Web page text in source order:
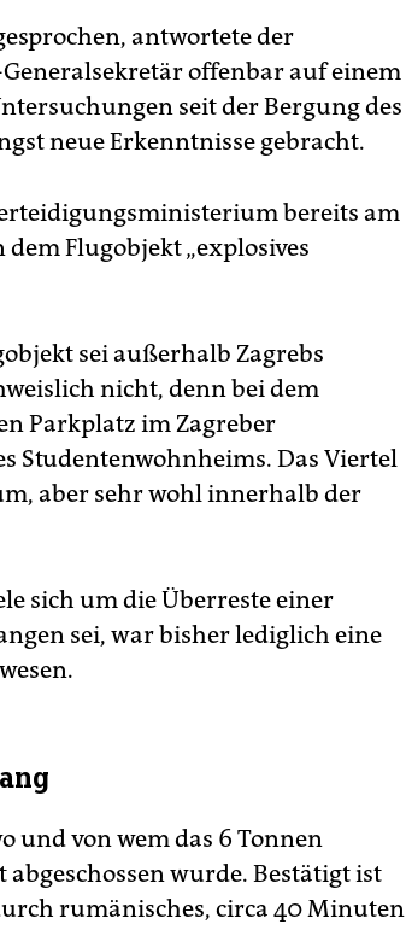
antwortete der
offenbar auf einem
seit der Bergung des
neue Erkenntnisse gebracht.
bereits am
Flugobjekt „explosives
sei außerhalb Zagrebs
nicht, denn bei dem
Parkplatz im Zagreber
Studentenwohnheims. Das Viertel
aber sehr wohl innerhalb der
sich um die Überreste einer
sei, war bisher lediglich eine
und von wem das 6 Tonnen
abgeschossen wurde. Bestätigt ist
rumänisches, circa 40 Minuten